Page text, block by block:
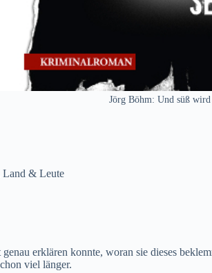
Jörg Böhm: Und süß wird
Land & Leute
erklären konnte, woran sie dieses
viel länger.